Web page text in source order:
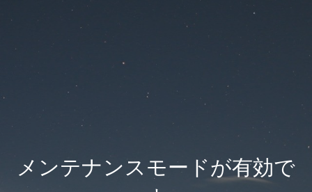
メンテナンスモードが有効で